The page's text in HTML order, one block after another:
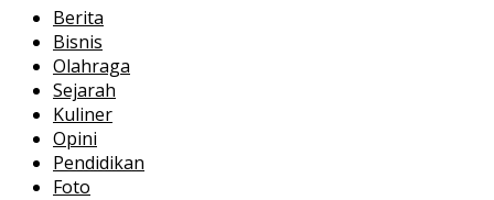
Berita
Bisnis
Olahraga
Sejarah
Kuliner
Opini
Pendidikan
Foto